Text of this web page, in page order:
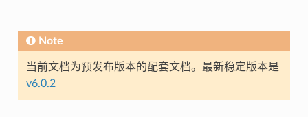
Note
当前文档为预发布版本的配套文档。最新稳定版本是
v6.0.2